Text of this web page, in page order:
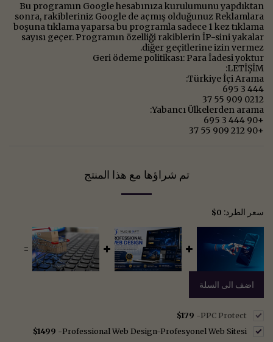
Bu programın Google hesabınıza kurulumunu yapdıktan
sonra, rakibleriniz Google de açmış olduğunuz Reklamlara
boşuna tıklama yaparsa bu programla sadece 1 kez tıklama
sayısı geçer. Programın özelliği rakiblerin İP-sini yakalar
diğer geçitlerine izin vermez.
Geri ödeme politikası: Para İadesi yoktur
LETİŞİM:
Türkiye İçi Arama:
444 3 695
0212 909 55 37
Yabancı Ülkelerden arama:
+90 444 3 695
+90 212 909 55 37
تم شراؤها مع هذا المنتج
سعر الطرد: $0
=
اضف الى السلة
PPC Protect
-
$179
Professional Web Design-Profesyonel Web Sitesi
-
$1499